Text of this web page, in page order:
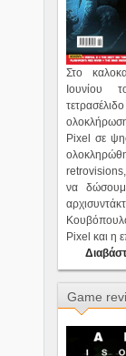
Στο
Ιουνίου
Pixel σε
να
Pixel και η
Game